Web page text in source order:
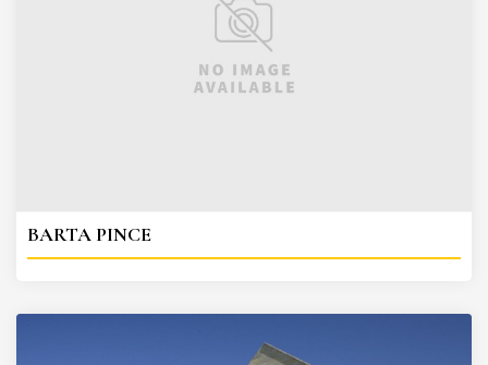
BARTA PINCE